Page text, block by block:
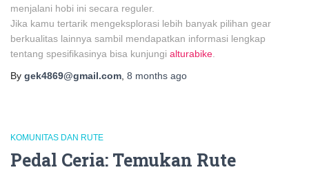
menjalani hobi ini secara reguler.
Jika kamu tertarik mengeksplorasi lebih banyak pilihan gear
berkualitas lainnya sambil mendapatkan informasi lengkap
tentang spesifikasinya bisa kunjungi alturabike
By gek4869@gmail.com 8 months ago
KOMUNITAS DAN RUTE
Pedal Ceria: Temukan Rute